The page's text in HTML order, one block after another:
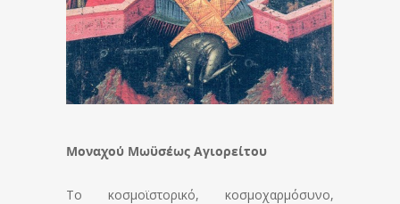
Μοναχού Μωϋσέως Αγιορείτου
Το κοσμοϊστορικό, κοσμοχαρμόσυνο,